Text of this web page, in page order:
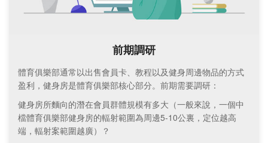
前期調研
體育俱樂部通常以出售會員卡、教程以及健身周邊物品的方式
盈利，健身房是體育俱樂部核心部分。前期需要調研：
健身房所麵向的潛在會員群體規模有多大（一般來說，一個中
檔體育俱樂部健身房的輻射範圍為周邊5-10公裏，定位越高
端，輻射案範圍越廣）？